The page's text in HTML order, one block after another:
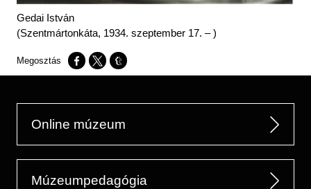
Gedai István
(Szentmártonkáta, 1934. szeptember 17. – )
Opens in a new window
Opens in a new window
Opens in a new window
Online múzeum
Múzeumpedagógia